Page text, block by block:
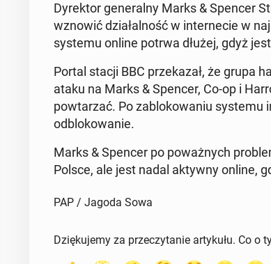
Dyrek­tor gen­er­al­ny Marks & Spencer
wznowić dzi­ałal­ność w in­ternecie w
systemu online potrwa dłużej, gdyż
Portal stacji BBC przekazał, że grupa
ataku na Marks & Spencer, Co-op i
pow­tarzać. Po zablokowa­niu systemu
odblokowanie.
Marks & Spencer po poważnych
Polsce, ale jest nadal aktywny online,
PAP / Jagoda Sowa
Dziękujemy za przeczytanie artykułu. Co o